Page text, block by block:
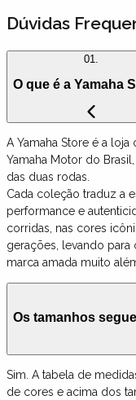
Dúvidas
01.
O que é a Yamaha
A Yamaha Store é a
Yamaha Motor do
das duas rodas.
Cada coleção traduz a
performance e
corridas, nas cores
gerações, levando para
marca amada muito
Os tamanhos
Sim. A tabela de
de cores e acima dos